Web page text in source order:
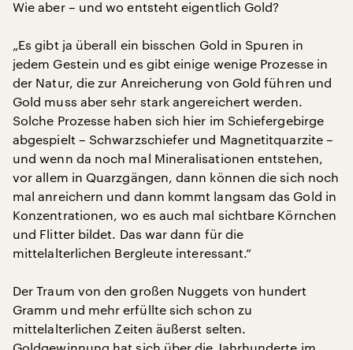
Wie aber – und wo entsteht eigentlich Gold?
„Es gibt ja überall ein bisschen Gold in Spuren in
jedem Gestein und es gibt einige wenige Prozesse in
der Natur, die zur Anreicherung von Gold führen und
Gold muss aber sehr stark angereichert werden.
Solche Prozesse haben sich hier im Schiefergebirge
abgespielt – Schwarzschiefer und Magnetitquarzite –
und wenn da noch mal Mineralisationen entstehen,
vor allem in Quarzgängen, dann können die sich noch
mal anreichern und dann kommt langsam das Gold in
Konzentrationen, wo es auch mal sichtbare Körnchen
und Flitter bildet. Das war dann für die
mittelalterlichen Bergleute interessant.“
Der Traum von den großen Nuggets von hundert
Gramm und mehr erfüllte sich schon zu
mittelalterlichen Zeiten äußerst selten.